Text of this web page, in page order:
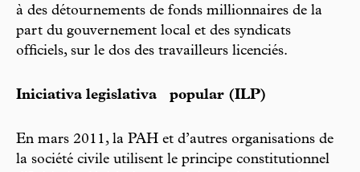
à des détournements de fonds millionnaires de la
part du gouvernement local et des syndicats
officiels, sur le dos des travailleurs licenciés.
Iniciativa legislativa popular (ILP)
En mars 2011, la PAH et d’autres organisations de
la société civile utilisent le principe constitutionnel